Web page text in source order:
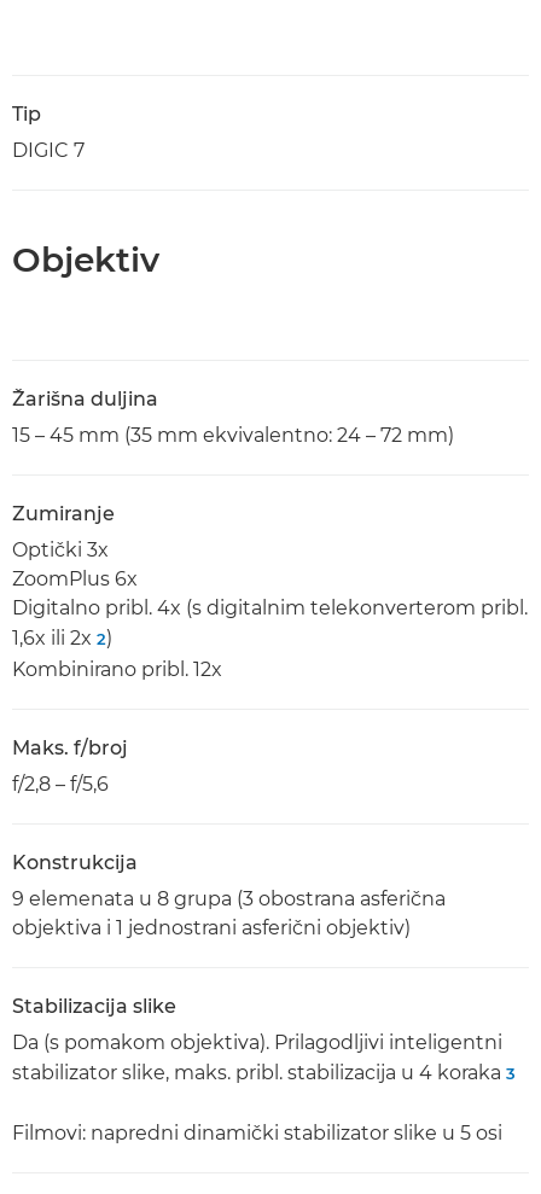
Tip
DIGIC 7
Objektiv
Žarišna duljina
15 – 45 mm (35 mm ekvivalentno: 24 – 72 mm)
Zumiranje
Optički 3x
ZoomPlus 6x
Digitalno pribl. 4x (s digitalnim telekonverterom pribl.
1,6x ili 2x 2)
Kombinirano pribl. 12x
Maks. f/broj
f/2,8 – f/5,6
Konstrukcija
9 elemenata u 8 grupa (3 obostrana asferična
objektiva i 1 jednostrani asferični objektiv)
Stabilizacija slike
Da (s pomakom objektiva). Prilagodljivi inteligentni
stabilizator slike, maks. pribl. stabilizacija u 4 koraka 3
Filmovi: napredni dinamički stabilizator slike u 5 osi